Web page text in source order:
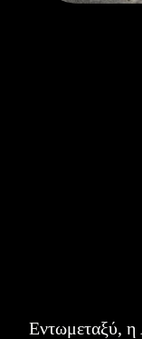
Εντωμεταξύ, η